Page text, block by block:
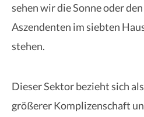
sehen wir die Sonne oder
Aszendenten im siebten
stehen.
Dieser Sektor bezieht sich
größerer Komplizenschaft